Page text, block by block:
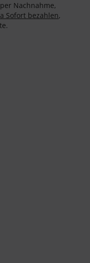
Nachnahme,
Sofort bezahlen,